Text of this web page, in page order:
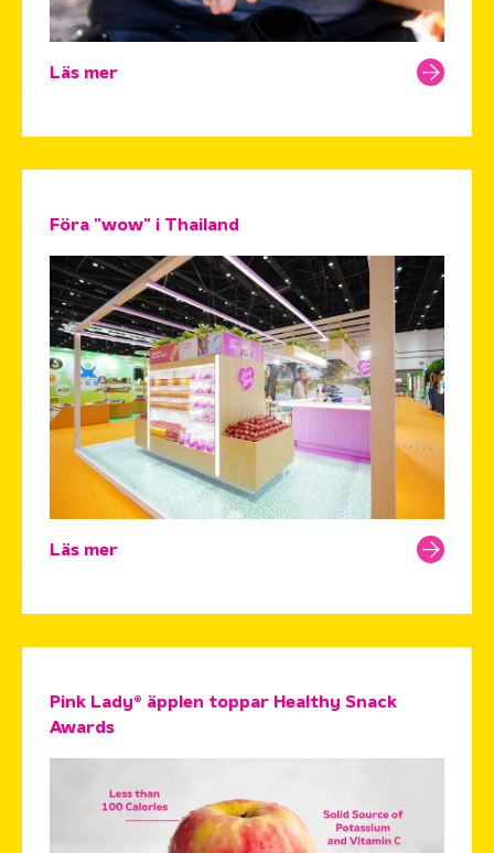
Läs mer
Föra "wow" i Thailand
Läs mer
Pink Lady® äpplen toppar Healthy Snack
Awards